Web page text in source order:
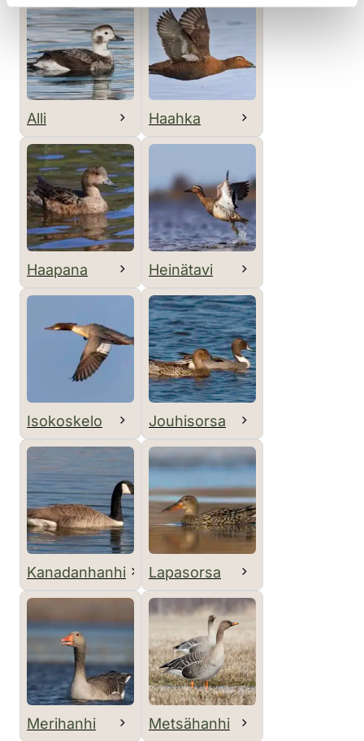
Alli Haahka
Haapana Heinätavi
Isokoskelo Jouhisorsa
Kanadanhanhi Lapasorsa
Merihanhi Metsähanhi